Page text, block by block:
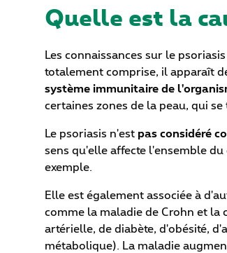
Quelle est la
Les connaissances sur le
totalement comprise, il apparaît
système immunitaire de
certaines zones de la peau, qui
Le psoriasis n'est pas considéré
sens qu'elle affecte l'ensemble
exemple.
Elle est également associée à
comme la maladie de Crohn et la
artérielle, de diabète, d'obésité,
métabolique). La maladie